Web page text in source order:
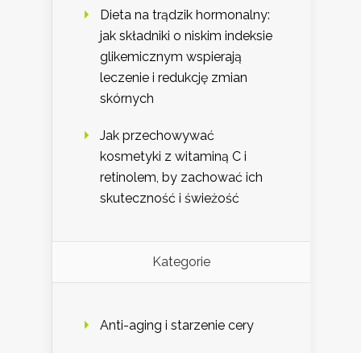
Dieta na trądzik hormonalny:
jak składniki o niskim indeksie
glikemicznym wspierają
leczenie i redukcję zmian
skórnych
Jak przechowywać
kosmetyki z witaminą C i
retinolem, by zachować ich
skuteczność i świeżość
Kategorie
Anti-aging i starzenie cery